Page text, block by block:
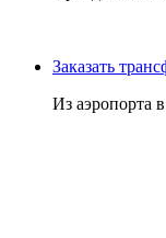
Заказать
Из аэропорта